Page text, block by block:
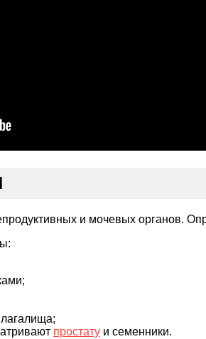
и мочевых органов.
простату и семенники.